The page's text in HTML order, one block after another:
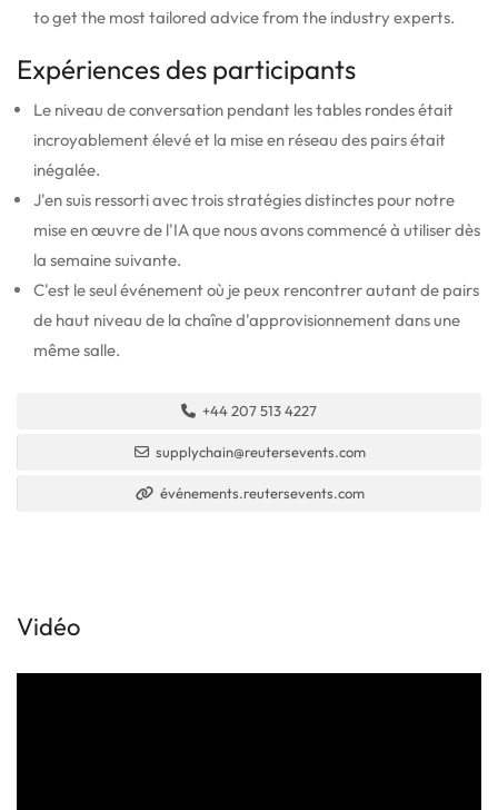
to get the most tailored advice from the industry experts.
Expériences des participants
Le niveau de conversation pendant les tables rondes était
incroyablement élevé et la mise en réseau des pairs était
inégalée.
J'en suis ressorti avec trois stratégies distinctes pour notre
mise en œuvre de l'IA que nous avons commencé à utiliser dès
la semaine suivante.
C'est le seul événement où je peux rencontrer autant de pairs
de haut niveau de la chaîne d'approvisionnement dans une
même salle.
+44 207 513 4227
supplychain@reutersevents.com
événements.reutersevents.com
Vidéo